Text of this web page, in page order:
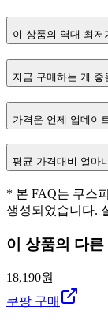
이 상품의 역대 최저
지금 구매하는 게 좋
가격은 언제 업데이
평균 가격대비 얼마
* 본 FAQ는 쿠스
생성되었습니다.
이 상품의 다른
18,190원
쿠팡 구매